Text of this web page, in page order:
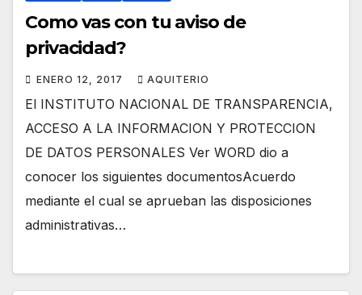
Como vas con tu aviso de
privacidad?
ENERO 12, 2017 AQUITERIO
El INSTITUTO NACIONAL DE TRANSPARENCIA,
ACCESO A LA INFORMACION Y PROTECCION
DE DATOS PERSONALES Ver WORD dio a
conocer los siguientes documentosAcuerdo
mediante el cual se aprueban las disposiciones
administrativas…